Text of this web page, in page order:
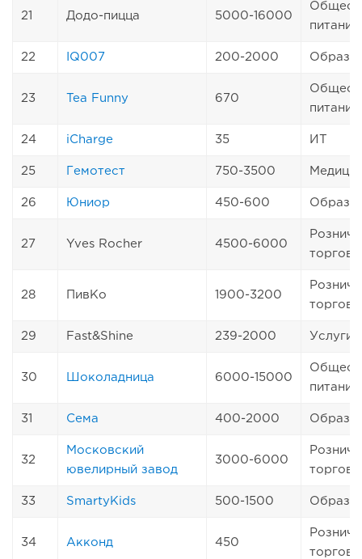
21 Додо-пицца 5000-16000
питание
22 IQ007 200-2000
23 Tea Funny 670
питание
24 iCharge 35 ИТ
25 Гемотест 750-3500
26 Юниор 450-600
27 Yves Rocher 4500-6000
28 ПивКо 1900-3200
29 Fast&Shine 239-2000 Услуги
30 Шоколадница 6000-15000
питание
31 Сема 400-2000
32
Московский
ювелирный завод
3000-6000
33 SmartyKids 500-1500
34 Акконд 450